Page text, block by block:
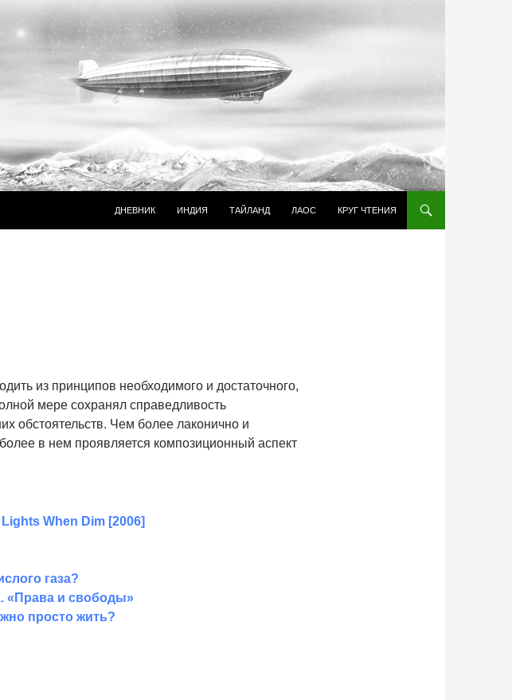
ДНЕВНИК
ИНДИЯ ТАЙЛАНД ЛАОС КРУГ ЧТЕНИЯ
из принципов необходимого и достаточного,
мере сохранял справедливость
обстоятельств. Чем более лаконично и
в нем проявляется композиционный аспект
When Dim [2006]
газа?
«Права и свободы»
просто жить?